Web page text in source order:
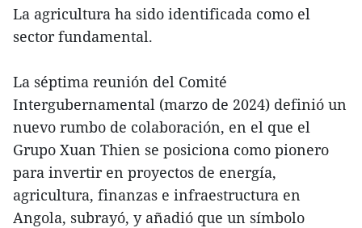
La agricultura ha sido identificada como el
sector fundamental.
La séptima reunión del Comité
Intergubernamental (marzo de 2024) definió un
nuevo rumbo de colaboración, en el que el
Grupo Xuan Thien se posiciona como pionero
para invertir en proyectos de energía,
agricultura, finanzas e infraestructura en
Angola, subrayó, y añadió que un símbolo